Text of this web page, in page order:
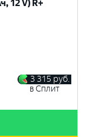
12 V) R+
3 315 руб.
в Сплит